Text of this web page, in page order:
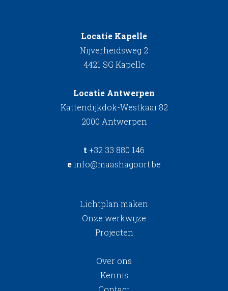
Locatie Kapelle
Nijverheidsweg 2
4421 SG Kapelle
Locatie Antwerpen
Kattendijkdok-Westkaai 82
2000 Antwerpen
t +32 33 880 146
einfo@maashagoort.be
Lichtplan maken
Onze werkwijze
Projecten
Over ons
Kennis